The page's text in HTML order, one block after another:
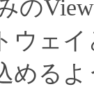
の
ウェ
める